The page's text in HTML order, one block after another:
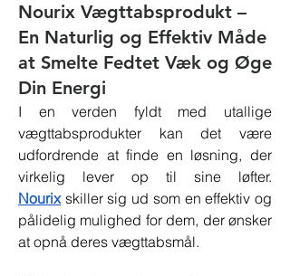
Nourix Vægttabsprodukt –
En Naturlig og Effektiv Måde
at Smelte Fedtet Væk og Øge
Din Energi
I en verden fyldt med utallige
vægttabsprodukter kan det være
udfordrende at finde en løsning, der
Nourix skiller sig ud som en effektiv og
pålidelig mulighed for dem, der ønsker
at opnå deres vægttabsmål.